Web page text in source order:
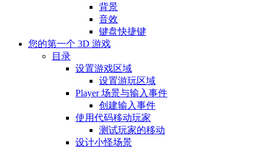
背景
音效
键盘快捷键
您的第一个 3D 游戏
目录
设置游戏区域
设置游玩区域
Player 场景与输入事件
创建输入事件
使用代码移动玩家
测试玩家的移动
设计小怪场景